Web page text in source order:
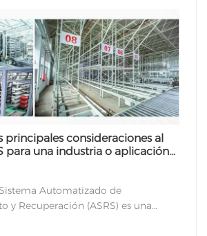
principales consideraciones al
para una industria o aplicación
Automatizado de
y Recuperación (ASRS) es una